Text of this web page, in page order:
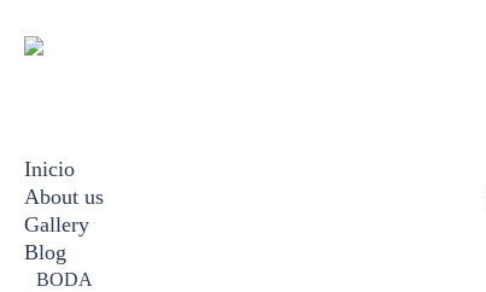
Inicio
About us
Gallery
BODA
EMBARAZO
Blog
BODA